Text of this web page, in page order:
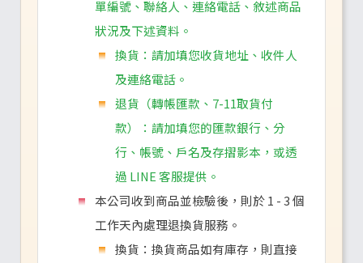
單編號、聯絡人、連絡電話、敘述商品
狀況及下述資料。
換貨：請加填您收貨地址、收件人
及連絡電話。
退貨（轉帳匯款、7-11取貨付
款）：請加填您的匯款銀行、分
行、帳號、戶名及存摺影本，或透
過 LINE 客服提供。
本公司收到商品並檢驗後，則於 1 - 3 個
工作天內處理退換貨服務。
換貨：換貨商品如有庫存，則直接